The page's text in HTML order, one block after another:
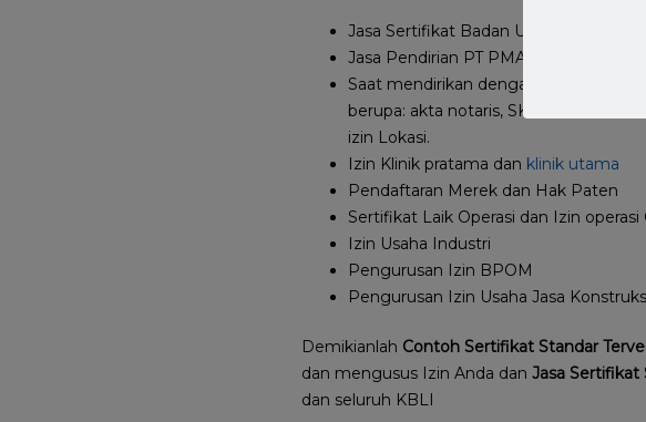
Jasa Sertifikat Badan Usaha (SBU)
Jasa Pendirian PT PMA kilat dengan
Saat mendirikan dengan Jasa
berupa: akta notaris, SK
izin Lokasi.
Izin Klinik pratama dan klinik utama
Pendaftaran Merek dan Hak Paten
Sertifikat Laik Operasi dan Izin operasi
Izin Usaha Industri
Pengurusan Izin BPOM
Pengurusan Izin Usaha Jasa
Demikianlah Contoh Sertifikat Standar
dan mengusus Izin Anda dan Jasa Sertifikat
dan seluruh KBLI